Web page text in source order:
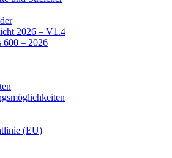
2026 – V1.4
600 – 2026
(EU)